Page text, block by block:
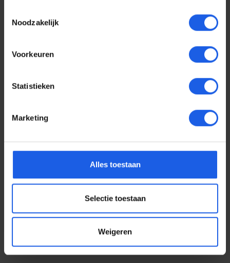
Noodzakelijk
Voorkeuren
Statistieken
Marketing
Alles toestaan
Selectie toestaan
Weigeren
Voor elke telefoon een
oortje